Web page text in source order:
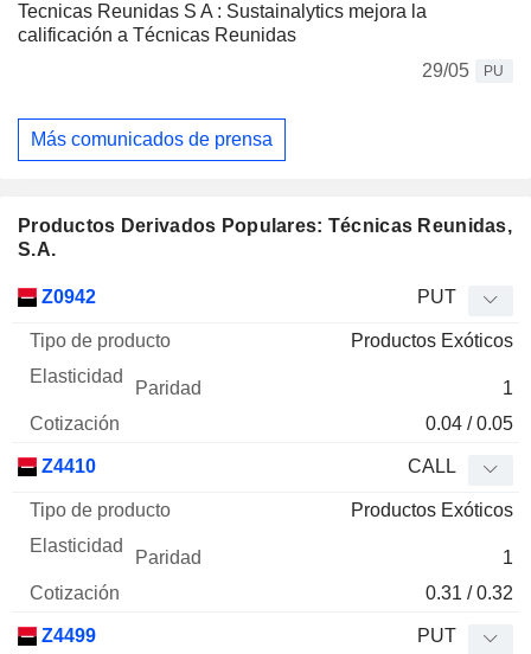
Tecnicas Reunidas S A : Sustainalytics mejora la
calificación a Técnicas Reunidas
29/05
PU
Más comunicados de prensa
Productos Derivados Populares: Técnicas Reunidas,
S.A.
Z0942 PUT
Productos Exóticos
1
0.04 / 0.05
Z4410 CALL
Productos Exóticos
1
0.31 / 0.32
Z4499 PUT